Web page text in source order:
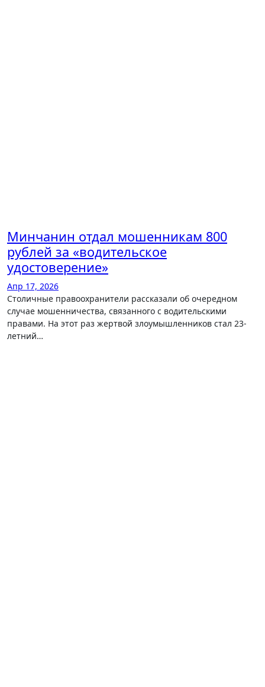
Минчанин отдал мошенникам 800
рублей за «водительское
удостоверение»
Апр 17, 2026
Столичные правоохранители рассказали об очередном
случае мошенничества, связанного с водительскими
правами. На этот раз жертвой злоумышленников стал 23-
летний…